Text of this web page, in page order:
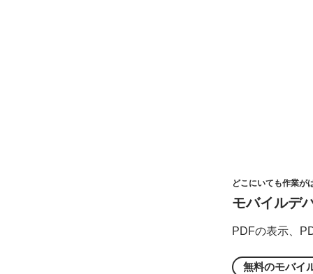
どこにいても作業が
モバイルデ
PDFの表示、
無料のモバイ